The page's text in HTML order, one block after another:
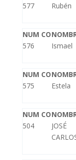
577
Rubén
NUM
576
Ismael
NUM
575
Estela
NUM
504
JOSÉ